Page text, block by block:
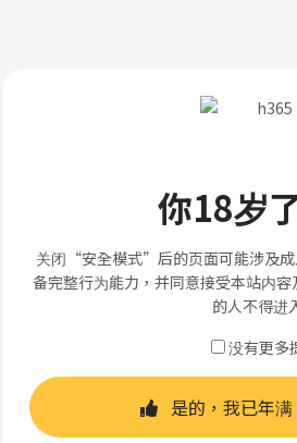
你18岁
关闭“安全模式”后的页面可能涉及
备完整行为能力，并同意接受本站内
的人不得进
没有更多
是的，我已年